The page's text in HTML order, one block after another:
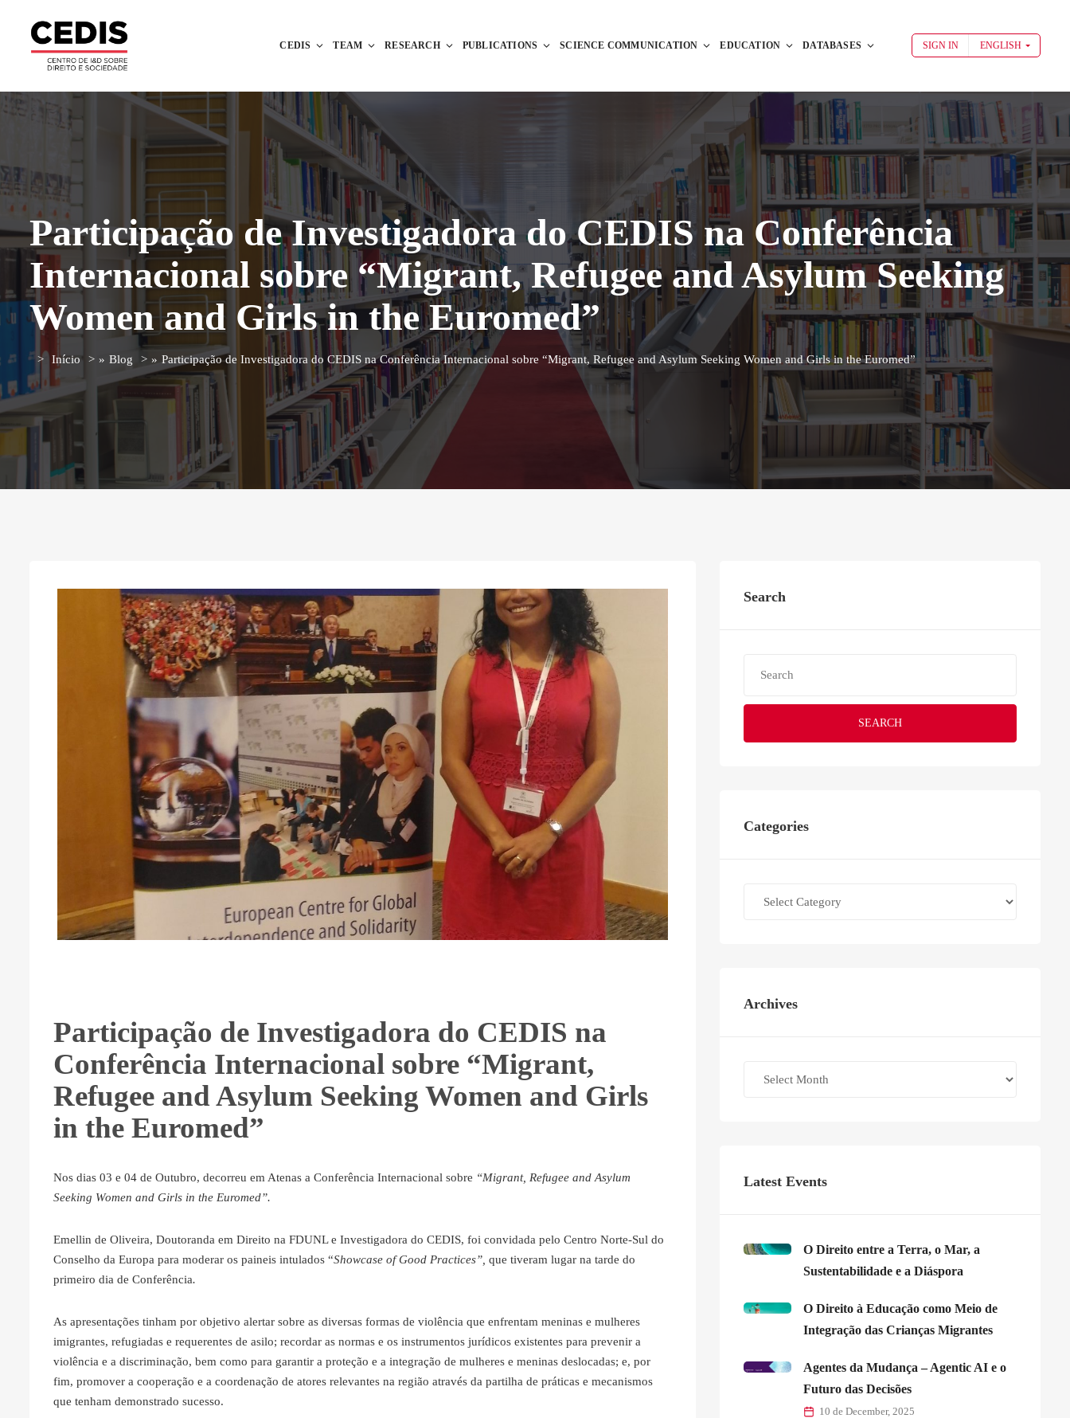
CEDIS TEAM RESEARCH PUBLICATIONS SCIENCE COMMUNICATION EDUCATION DATABASES SIGN IN ENGLISH
Participação de Investigadora do CEDIS na Conferência
Internacional sobre “Migrant, Refugee and Asylum Seeking
Women and Girls in the Euromed”
Início » Blog » Participação de Investigadora do CEDIS na Conferência Internacional sobre “Migrant, Refugee and Asylum Seeking Women and Girls in the Euromed”
Participação de Investigadora do CEDIS na
Conferência Internacional sobre “Migrant,
Refugee and Asylum Seeking Women and Girls
in the Euromed”
Nos dias 03 e 04 de Outubro, decorreu em Atenas a Conferência Internacional sobre “Migrant, Refugee and Asylum
Seeking Women and Girls in the Euromed”.
Emellin de Oliveira, Doutoranda em Direito na FDUNL e Investigadora do CEDIS, foi convidada pelo Centro Norte-Sul do
Conselho da Europa para moderar os paineis intulados “Showcase of Good Practices”, que tiveram lugar na tarde do
primeiro dia de Conferência.
As apresentações tinham por objetivo alertar sobre as diversas formas de violência que enfrentam meninas e mulheres
imigrantes, refugiadas e requerentes de asilo; recordar as normas e os instrumentos jurídicos existentes para prevenir a
violência e a discriminação, bem como para garantir a proteção e a integração de mulheres e meninas deslocadas; e, por
fim, promover a cooperação e a coordenação de atores relevantes na região através da partilha de práticas e mecanismos
que tenham demonstrado sucesso.
Search
SEARCH
Categories
Archives
Latest Events
O Direito entre a Terra, o Mar, a
Sustentabilidade e a Diáspora
O Direito à Educação como Meio de
Integração das Crianças Migrantes
Agentes da Mudança – Agentic AI e o
Futuro das Decisões
10 de December, 2025